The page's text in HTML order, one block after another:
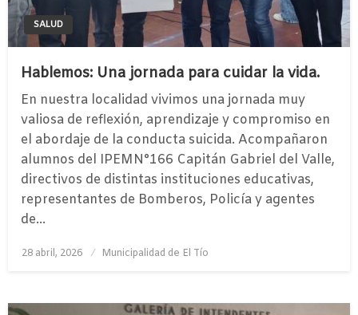
SALUD
Hablemos: Una jornada para cuidar la vida.
En nuestra localidad vivimos una jornada muy
valiosa de reflexión, aprendizaje y compromiso en
el abordaje de la conducta suicida. Acompañaron
alumnos del IPEMN°166 Capitán Gabriel del Valle,
directivos de distintas instituciones educativas,
representantes de Bomberos, Policía y agentes
de…
Publicado
28 abril, 2026 Municipalidad de El Tío